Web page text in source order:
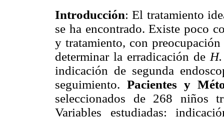
Introducción: El tratamiento
se ha encontrado. Existe poco
y tratamiento, con
determinar la erradicación de
indicación de segunda
seguimiento. Pacientes y
seleccionados de 268 niños
Variables estudiadas: